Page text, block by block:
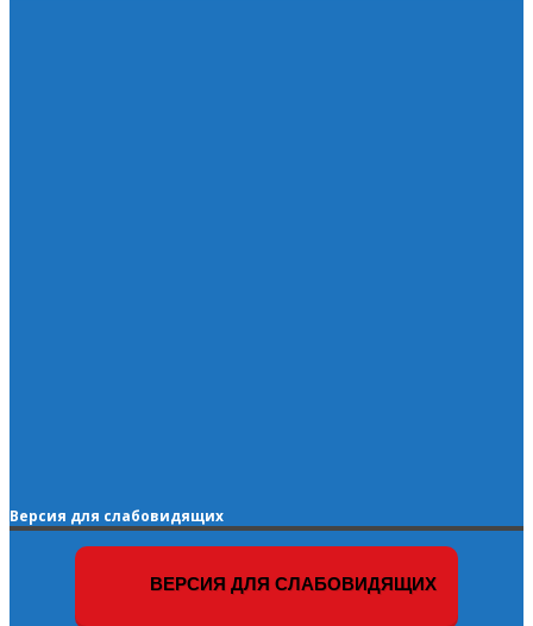
Версия для слабовидящих
ВЕРСИЯ ДЛЯ СЛАБОВИДЯЩИХ